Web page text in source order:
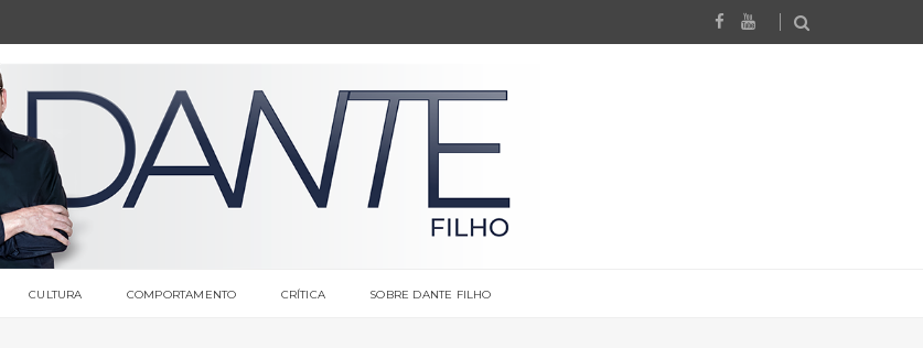
CULTURA COMPORTAMENTO CRÍTICA SOBRE DANTE FILHO